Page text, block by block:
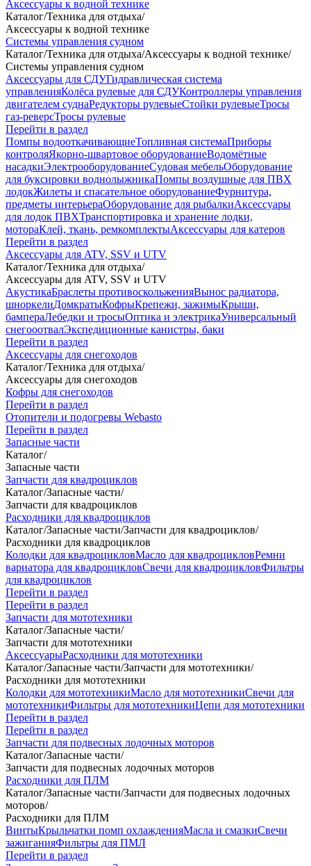
Аксессуары к водной технике
Каталог/Техника для отдыха/
Аксессуары к водной технике
Системы управления судном
Каталог/Техника для отдыха/Аксессуары к водной технике/
Системы управления судном
Аксессуары для СДУГидравлическая система
управленияКолёса рулевые для СДУКонтроллеры управления
двигателем суднаРедукторы рулевыеСтойки рулевыеТросы
газ-реверсТросы рулевые
Перейти в раздел
Помпы водооткачивающиеТопливная системаПриборы
контроляЯкорно-швартовое оборудованиеВодомётные
насадкиЭлектрооборудованиеСудовая мебельОборудование
для буксировки воднолыжникаПомпы воздушные для ПВХ
лодокЖилеты и спасательное оборудованиеФурнитура,
предметы интерьераОборудование для рыбалкиАксессуары
для лодок ПВХТранспортировка и хранение лодки,
мотораКлей, ткань, ремкомплектыАксессуары для катеров
Перейти в раздел
Аксессуары для ATV, SSV и UTV
Каталог/Техника для отдыха/
Аксессуары для ATV, SSV и UTV
АкустикаБраслеты противоскольженияВынос радиатора,
шноркелиДомкратыКофрыКрепежи, зажимыКрыши,
бампераЛебедки и тросыОптика и электрикаУниверсальный
снегооотвалЭкспедиционные канистры, баки
Перейти в раздел
Аксессуары для снегоходов
Каталог/Техника для отдыха/
Аксессуары для снегоходов
Кофры для снегоходов
Перейти в раздел
Отопители и подогревы Webasto
Перейти в раздел
Запасные части
Каталог/
Запасные части
Запчасти для квадроциклов
Каталог/Запасные части/
Запчасти для квадроциклов
Расходники для квадроциклов
Каталог/Запасные части/Запчасти для квадроциклов/
Расходники для квадроциклов
Колодки для квадроцикловМасло для квадроцикловРемни
вариатора для квадроцикловСвечи для квадроцикловФильтры
для квадроциклов
Перейти в раздел
Перейти в раздел
Запчасти для мототехники
Каталог/Запасные части/
Запчасти для мототехники
АксессуарыРасходники для мототехники
Каталог/Запасные части/Запчасти для мототехники/
Расходники для мототехники
Колодки для мототехникиМасло для мототехникиСвечи для
мототехникиФильтры для мототехникиЦепи для мототехники
Перейти в раздел
Перейти в раздел
Запчасти для подвесных лодочных моторов
Каталог/Запасные части/
Запчасти для подвесных лодочных моторов
Расходники для ПЛМ
Каталог/Запасные части/Запчасти для подвесных лодочных
моторов/
Расходники для ПЛМ
ВинтыКрыльчатки помп охлажденияМасла и смазкиСвечи
зажиганияФильтры для ПМЛ
Перейти в раздел